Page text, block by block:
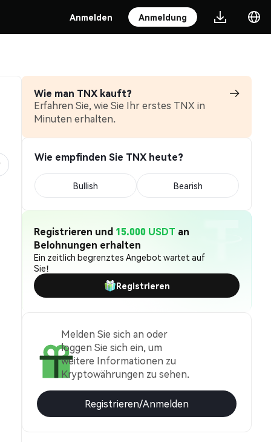
Anmelden Anmeldung
Wie man TNX kauft?
Erfahren Sie, wie Sie Ihr erstes TNX in
Minuten erhalten.
Wie empfinden Sie TNX heute?
Bullish Bearish
Registrieren und 15.000 USDT an
Belohnungen erhalten
Ein zeitlich begrenztes Angebot wartet auf
Sie!
Registrieren
Melden Sie sich an oder
loggen Sie sich ein, um
weitere Informationen zu
Kryptowährungen zu sehen.
Registrieren/Anmelden